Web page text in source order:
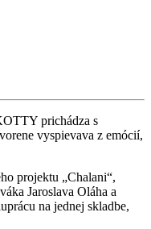
prichádza s
vyspievava z emócií,
projektu „Chalani“,
Jaroslava Oláha a
na jednej skladbe,